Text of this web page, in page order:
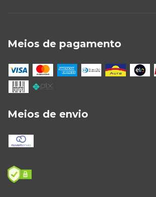
Meios de pagamento
Meios de envio